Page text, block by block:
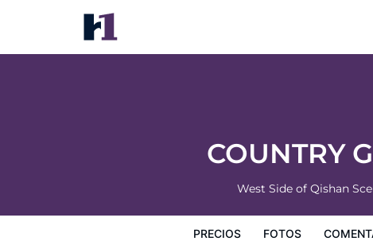
COUNTRY
West Side of Qishan
PRECIOS FOTOS
COUNTRY GARDEN Chizhou Phoenix Hotel
Precios